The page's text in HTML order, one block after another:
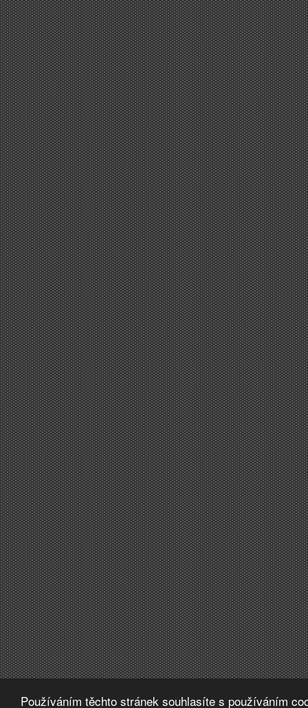
Používáním těchto stránek souhlasíte s používáním